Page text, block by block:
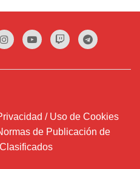
/ Uso de Cookies
de Publicación de